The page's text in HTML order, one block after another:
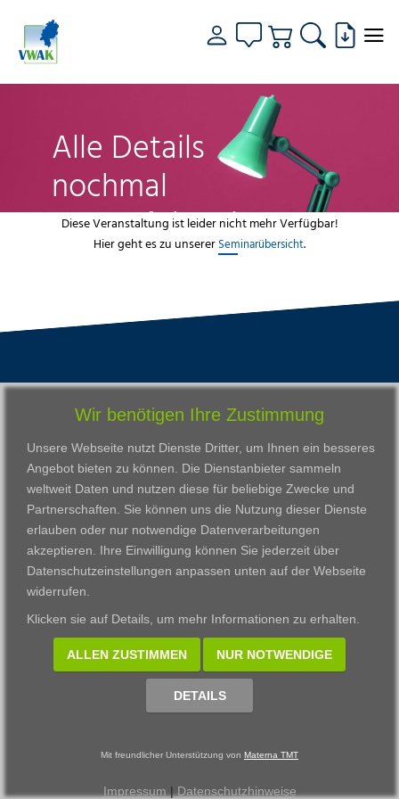
Alle Details
nochmal
genau fokussiert
Diese Veranstaltung ist leider nicht mehr Verfügbar!
Hier geht es zu unserer Seminarübersicht.
VWAK
Karriere
Kontakt
Download
Impressum
Datenschutzerklärung
Standorte
Darmstadt
Frankfurt am Main
Gießen
Kassel
Wiesbaden
Fortbildungszentrum
Bildungsangebot
Ausbildung
Zertifikatslehrgänge
Fortbildung
© 2002 - 2026 Materna TMT GmbH, powered by CARUSO
Wir benötigen Ihre Zustimmung
Unsere Webseite nutzt Dienste Dritter, um Ihnen ein besseres
Angebot bieten zu können. Die Dienstanbieter sammeln
weltweit Daten und nutzen diese für beliebige Zwecke und
Partnerschaften. Sie können uns die Nutzung dieser Dienste
erlauben oder nur notwendige Datenverarbeitungen
akzeptieren. Ihre Einwilligung können Sie jederzeit über
Datenschutzeinstellungen anpassen unten auf der Webseite
widerrufen.
Klicken sie auf Details, um mehr Informationen zu erhalten.
ALLEN ZUSTIMMEN NUR NOTWENDIGE
DETAILS
Mit freundlicher Unterstützung von Materna TMT
Impressum | Datenschutzhinweise